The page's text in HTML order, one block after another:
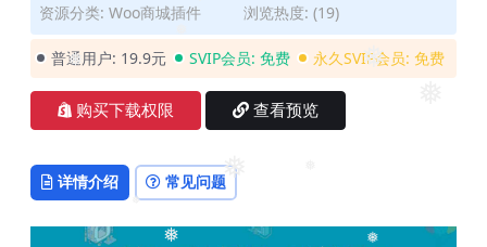
❅
❅
❅
❅
❅
资源分类: Woo商城插件 浏览热度: (19)
普通用户: 19.9元 SVIP会员: 免费 永久SVIP会员: 免费
购买下载权限 查看预览
详情介绍 常见问题